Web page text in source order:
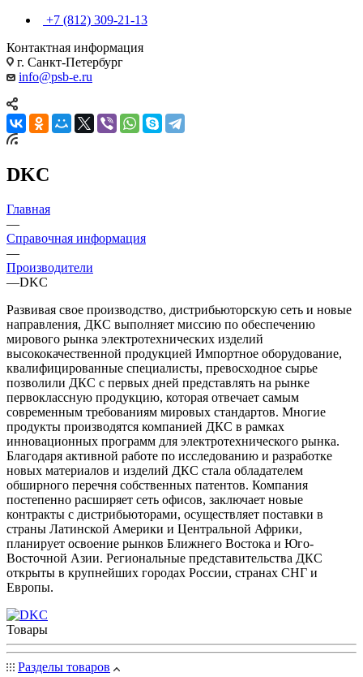
+7 (812) 309-21-13
Контактная информация
г. Санкт-Петербург
info@psb-e.ru
DKC
Главная
—
Справочная информация
—
Производители
—DKC
Развивая свое производство, дистрибьюторскую сеть и новые
направления, ДКС выполняет миссию по обеспечению
мирового рынка электротехнических изделий
высококачественной продукцией Импортное оборудование,
квалифицированные специалисты, превосходное сырье
позволили ДКС с первых дней представлять на рынке
первоклассную продукцию, которая отвечает самым
современным требованиям мировых стандартов. Многие
продукты производятся компанией ДКС в рамках
инновационных программ для электротехнического рынка.
Благодаря активной работе по исследованию и разработке
новых материалов и изделий ДКС стала обладателем
обширного перечня собственных патентов. Компания
постепенно расширяет сеть офисов, заключает новые
контракты с дистрибьюторами, осуществляет поставки в
страны Латинской Америки и Центральной Африки,
планирует освоение рынков Ближнего Востока и Юго-
Восточной Азии. Региональные представительства ДКС
открыты в крупнейших городах России, странах СНГ и
Европы.
Товары
Разделы товаров